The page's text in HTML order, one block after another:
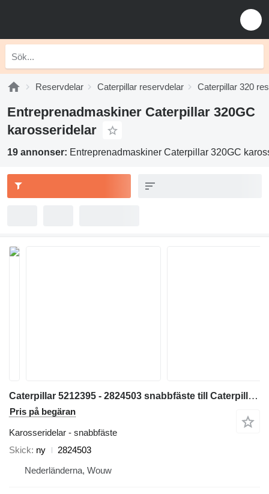
Reservdelar Caterpillar reservdelar Caterpillar 320
Entreprenadmaskiner Caterpillar 320GC
karosseridelar
19 annonser: Entreprenadmaskiner Caterpillar 320GC
Caterpillar 5212395 - 2824503 snabbfäste till Caterpillar 320 330 313 323 333 315 326 M314 M315 311D 312D 314D 320E 312E 314E 324E 329E 330F 311F 313F 323F 315F 326F 312D2 313D2 320GC 313GC 313GX 315GC M313-07 M314-07 grävmaskin
Pris på begäran
Karosseridelar - snabbfäste
Skick ny
2824503
Nederländerna, Wouw